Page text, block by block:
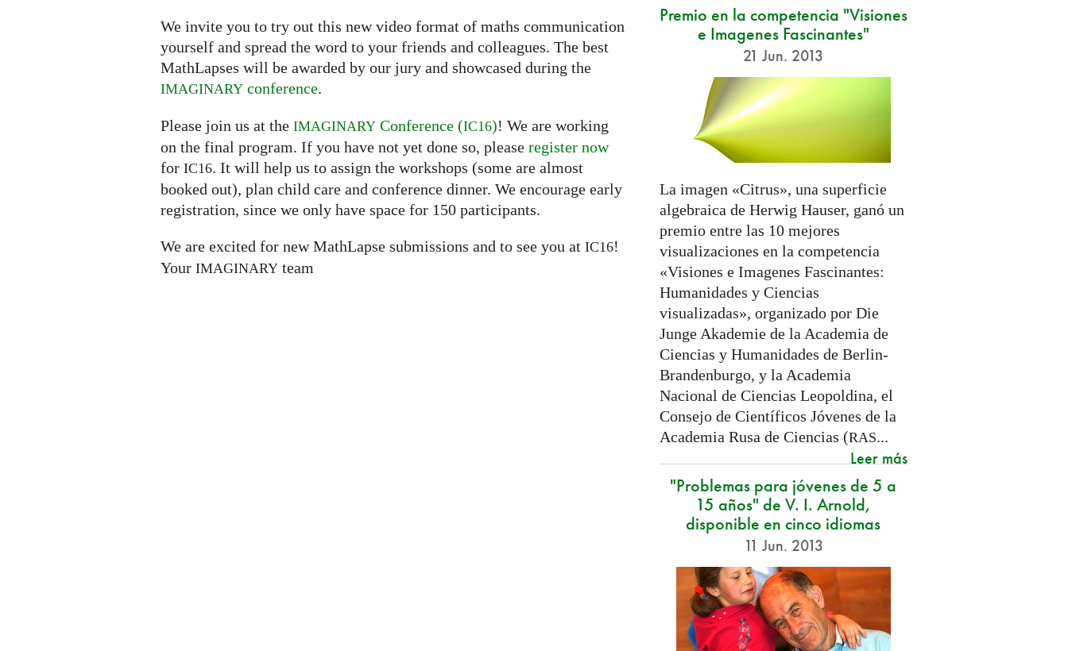
We invite you to try out this new video format of maths communication
yourself and spread the word to your friends and colleagues. The best
MathLapses will be awarded by our jury and showcased during the
IMAGINARY conference.
Please join us at the IMAGINARY Conference (IC16)! We are working
on the final program. If you have not yet done so, please register now
for IC16. It will help us to assign the workshops (some are almost
booked out), plan child care and conference dinner. We encourage early
registration, since we only have space for 150 participants.
We are excited for new MathLapse submissions and to see you at IC16!
Your IMAGINARY team
Premio en la competencia "Visiones
e Imagenes Fascinantes"
21 Jun. 2013
La imagen «Citrus», una superficie
algebraica de Herwig Hauser, ganó un
premio entre las 10 mejores
visualizaciones en la competencia
«Visiones e Imagenes Fascinantes:
Humanidades y Ciencias
visualizadas», organizado por Die
Junge Akademie de la Academia de
Ciencias y Humanidades de Berlin-
Brandenburgo, y la Academia
Nacional de Ciencias Leopoldina, el
Consejo de Científicos Jóvenes de la
Academia Rusa de Ciencias (RAS...
Leer más
"Problemas para jóvenes de 5 a
15 años" de V. I. Arnold,
disponible en cinco idiomas
11 Jun. 2013